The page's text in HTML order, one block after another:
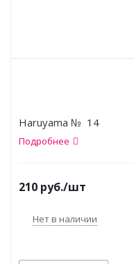
Haruyama № 14
Подробнее
210 руб./шт
Нет в наличии